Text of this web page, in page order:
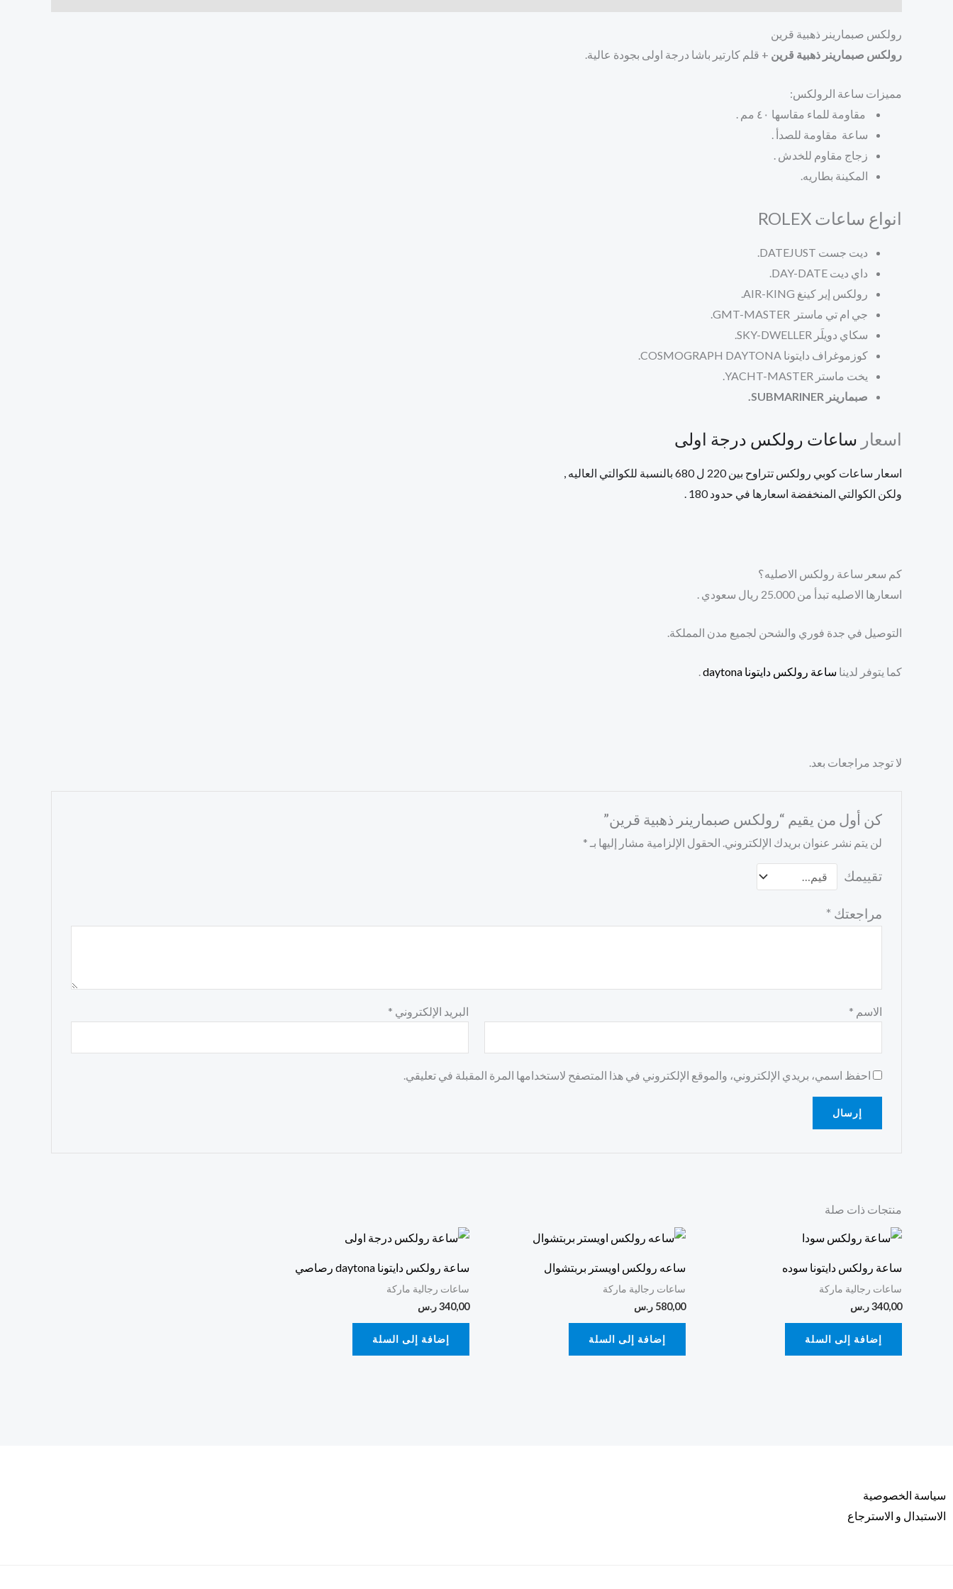
رولكس صبمارينر ذهبية قرين
رولكس صبمارينر ذهبية قرين + قلم كارتير باشا درجة اولى بجودة عالية.
مميزات ساعة الرولكس:
مقاومة للماء مقاسها ٤٠ مم .
ساعة مقاومة للصدأ .
زجاج مقاوم للخدش .
المكينة بطاريه.
انواع ساعات ROLEX
ديت جست DATEJUST.
داي ديت DAY-DATE.
رولكس إير كينغ AIR-KING.
جي ام تي ماستر GMT-MASTER.
سكاي دويلَر SKY-DWELLER.
كوزموغراف دايتونا COSMOGRAPH DAYTONA.
يخت ماستر YACHT-MASTER.
صبمارينر SUBMARINER.
اسعار ساعات رولكس درجة اولى
اسعار ساعات كوبي رولكس تتراوح بين 220 ل 680 بالنسبة للكوالتي العاليه ,
ولكن الكوالتي المنخفضة اسعارها في حدود 180 .
كم سعر ساعة رولكس الاصليه؟
اسعارها الاصليه تبدأ من 25.000 ريال سعودي .
التوصيل في جدة فوري والشحن لجميع مدن المملكة.
كما يتوفر لدينا ساعة رولكس دايتونا daytona
لا توجد مراجعات بعد.
كن أول من يقيم “رولكس صبمارينر ذهبية قرين”
لن يتم نشر عنوان بريدك الإلكتروني. الحقول الإلزامية مشار إليها بـ *
تقييمك
مراجعتك *
الاسم * البريد الإلكتروني *
احفظ اسمي، بريدي الإلكتروني، والموقع الإلكتروني في هذا المتصفح لاستخدامها المرة المقبلة في تعليقي.
منتجات ذات صلة
ساعة رولكس دايتونا سوده
ساعات رجالية ماركة
340,00ر.س
إضافة إلى السلة
ساعه رولكس اويستر بربتشوال
ساعات رجالية ماركة
580,00 ر.س
إضافة إلى السلة
ساعة رولكس دايتونا daytona رصاصي
ساعات رجالية ماركة
340,00ر.س
إضافة إلى السلة
سياسة الخصوصية
الاستبدال و الاسترجاع